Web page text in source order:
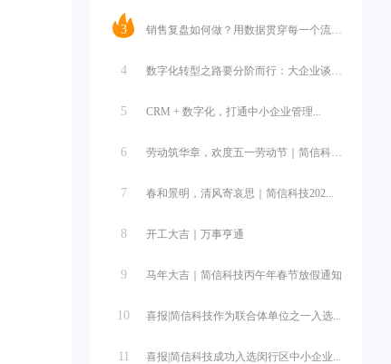
3 销售复盘如何做？用数据贯穿每一个流程...
4 数字化转型之路要分阶而行：大企业谈战...
5 CRM + 数字化，打通中小企业管理...
6 劳动筑华章，欢度五一劳动节｜简信科技...
7 春和景明，清风寄哀思｜简信科技202...
8 开工大吉｜万事亨通
9 马年大吉｜简信科技丙午年春节放假通知
10 喜报|简信科技作为联合体单位之一入选...
11 喜报|简信科技成功入选闵行区中小企业...